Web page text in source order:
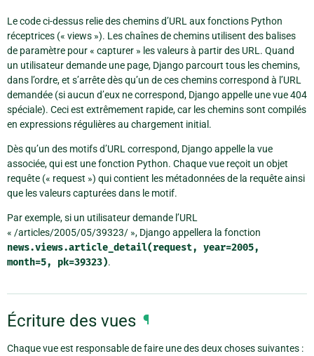
Le code ci-dessus relie des chemins d’URL aux fonctions Python
réceptrices (« views »). Les chaînes de chemins utilisent des balises
de paramètre pour « capturer » les valeurs à partir des URL. Quand
un utilisateur demande une page, Django parcourt tous les chemins,
dans l’ordre, et s’arrête dès qu’un de ces chemins correspond à l’URL
demandée (si aucun d’eux ne correspond, Django appelle une vue 404
spéciale). Ceci est extrêmement rapide, car les chemins sont compilés
en expressions régulières au chargement initial.
Dès qu’un des motifs d’URL correspond, Django appelle la vue
associée, qui est une fonction Python. Chaque vue reçoit un objet
requête (« request ») qui contient les métadonnées de la requête ainsi
que les valeurs capturées dans le motif.
Par exemple, si un utilisateur demande l’URL
« /articles/2005/05/39323/ », Django appellera la fonction
news.views.article_detail(request, year=2005,
month=5,
pk=39323).
Écriture des vues ¶
Chaque vue est responsable de faire une des deux choses suivantes :